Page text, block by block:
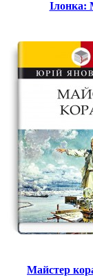
Ілонка:
Майстер